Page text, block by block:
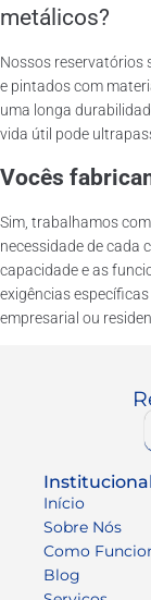
metálicos?
Nossos reservatórios
e pintados com
uma longa
vida útil pode
Vocês
Sim, trabalhamos
necessidade de cada
capacidade e as
exigências
empresarial ou
Institucional
Início
Sobre Nós
Como
Blog